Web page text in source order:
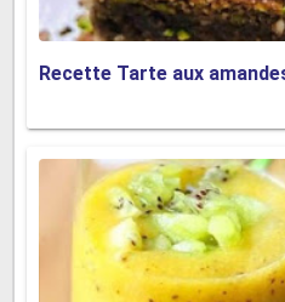
Recette Tarte aux